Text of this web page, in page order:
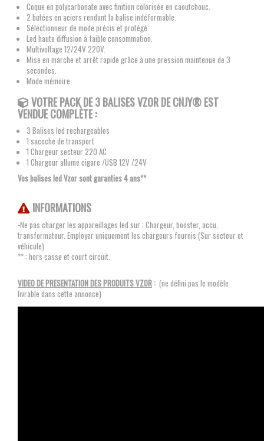
Coque en polycarbonate avec finition colorisée en caoutchouc.
2 butées en aciers rendant la balise indéformable.
Sélectionneur de mode précis et protégé.
Led haute diffusion à faible consommation.
Multivoltage 12/24V 220V.
Mise en marche et arrêt rapide grâce à une pression maintenue de 3
secondes.
Mode mémoire.
VOTRE PACK DE 3 BALISES VZORDE CNJY®EST
VENDUE COMPLÈTE :
3 Balises led rechargeables
1 sacoche de transport
1 Chargeur secteur 220 AC
1 Chargeur allume cigare /USB 12V /24V
Vos balises led Vzor sont garanties 4 ans**
INFORMATIONS
-Ne pas charger les appareillages led sur ; Chargeur, booster, accu,
transformateur. Employer uniquement les chargeurs fournis (Sur secteur et
véhicule)
** : hors casse et court circuit.
VIDEO DE PRESENTATION DES PRODUITS VZOR: (ne défini pas le modèle
livrable dans cette annonce)